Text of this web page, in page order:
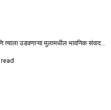
उडवणाऱ्या मुलामधील भावनिक संवाद...